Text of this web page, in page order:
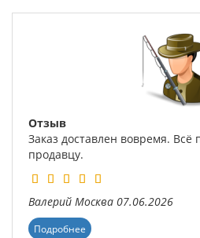
Отзыв
Заказ доставлен вовремя.
продавцу.
Валерий Москва 07.06.2026
Подробнее